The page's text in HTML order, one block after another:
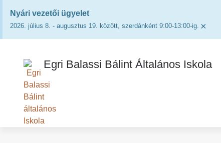
Nyári vezetői ügyelet
2026. július 8. - augusztus 19. között, szerdánként 9:00-13:00-ig. ×
Egri Balassi Bálint Általános Iskola